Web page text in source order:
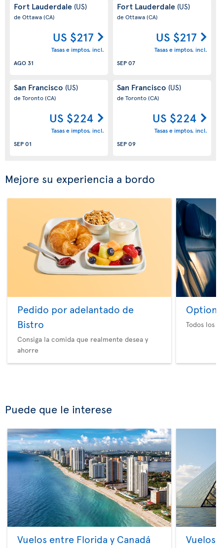
Fort Lauderdale (US)
de Ottawa(CA)
US $217
Tasas e imptos. incl.
AGO 31
Fort Lauderdale (US)
de Ottawa(CA)
US $217
Tasas e imptos. incl.
SEP 07
San Francisco (US)
de Toronto(CA)
US $224
Tasas e imptos. incl.
SEP 01
San Francisco (US)
de Toronto(CA)
US $224
Tasas e imptos. incl.
SEP 09
Mejore su experiencia a bordo
Pedido por adelantado de
Bistro
Consiga la comida que realmente desea y
ahorre
Option
Todos los
Puede que le interese
Vuelos entre Florida y Canadá Vuelos